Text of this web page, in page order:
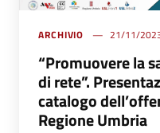
ARCHIVIO 21/11/
“Promuovere la
di rete”.
catalogo
Regione Umbria